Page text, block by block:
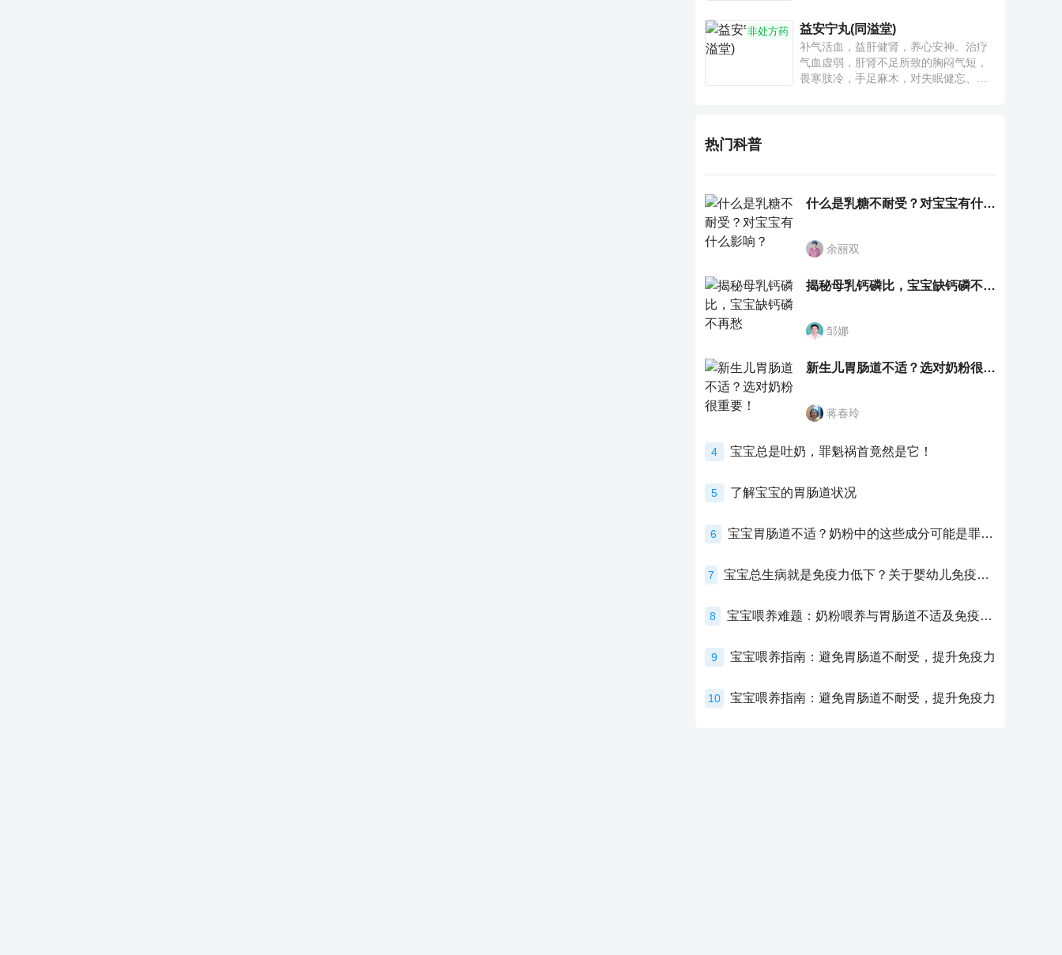
非处方药 益安宁丸(同溢堂)
补气活血，益肝健肾，养心安神。治疗
气血虚弱，肝肾不足所致的胸闷气短，
畏寒肢冷，手足麻木，对失眠健忘、神
热门科普
什么是乳糖不耐受？对宝宝有什么影响？
余丽双
揭秘母乳钙磷比，宝宝缺钙磷不再愁
邹娜
新生儿胃肠道不适？选对奶粉很重要！
蒋春玲
4 宝宝总是吐奶，罪魁祸首竟然是它！
5 了解宝宝的胃肠道状况
6 宝宝胃肠道不适？奶粉中的这些成分可能是罪魁祸首！
7 宝宝总生病就是免疫力低下？关于婴幼儿免疫力的真相，家长必须了解！
8 宝宝喂养难题：奶粉喂养与胃肠道不适及免疫力提升的奥秘
9 宝宝喂养指南：避免胃肠道不耐受，提升免疫力
10 宝宝喂养指南：避免胃肠道不耐受，提升免疫力